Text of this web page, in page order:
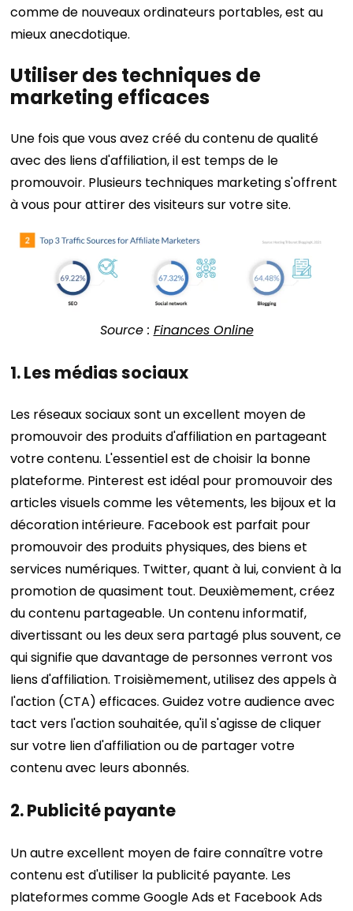
comme de nouveaux ordinateurs portables, est au
mieux anecdotique.
Utiliser des techniques de
marketing efficaces
Une fois que vous avez créé du contenu de qualité
avec des liens d'affiliation, il est temps de le
promouvoir. Plusieurs techniques marketing s'offrent
à vous pour attirer des visiteurs sur votre site.
Source : Finances Online
1. Les médias sociaux
Les réseaux sociaux sont un excellent moyen de
promouvoir des produits d'affiliation en partageant
votre contenu. L'essentiel est de choisir la bonne
plateforme. Pinterest est idéal pour promouvoir des
articles visuels comme les vêtements, les bijoux et la
décoration intérieure. Facebook est parfait pour
promouvoir des produits physiques, des biens et
services numériques. Twitter, quant à lui, convient à la
promotion de quasiment tout. Deuxièmement, créez
du contenu partageable. Un contenu informatif,
divertissant ou les deux sera partagé plus souvent, ce
qui signifie que davantage de personnes verront vos
liens d'affiliation. Troisièmement, utilisez des appels à
l'action (CTA) efficaces. Guidez votre audience avec
tact vers l'action souhaitée, qu'il s'agisse de cliquer
sur votre lien d'affiliation ou de partager votre
contenu avec leurs abonnés.
2. Publicité payante
Un autre excellent moyen de faire connaître votre
contenu est d'utiliser la publicité payante. Les
plateformes comme Google Ads et Facebook Ads